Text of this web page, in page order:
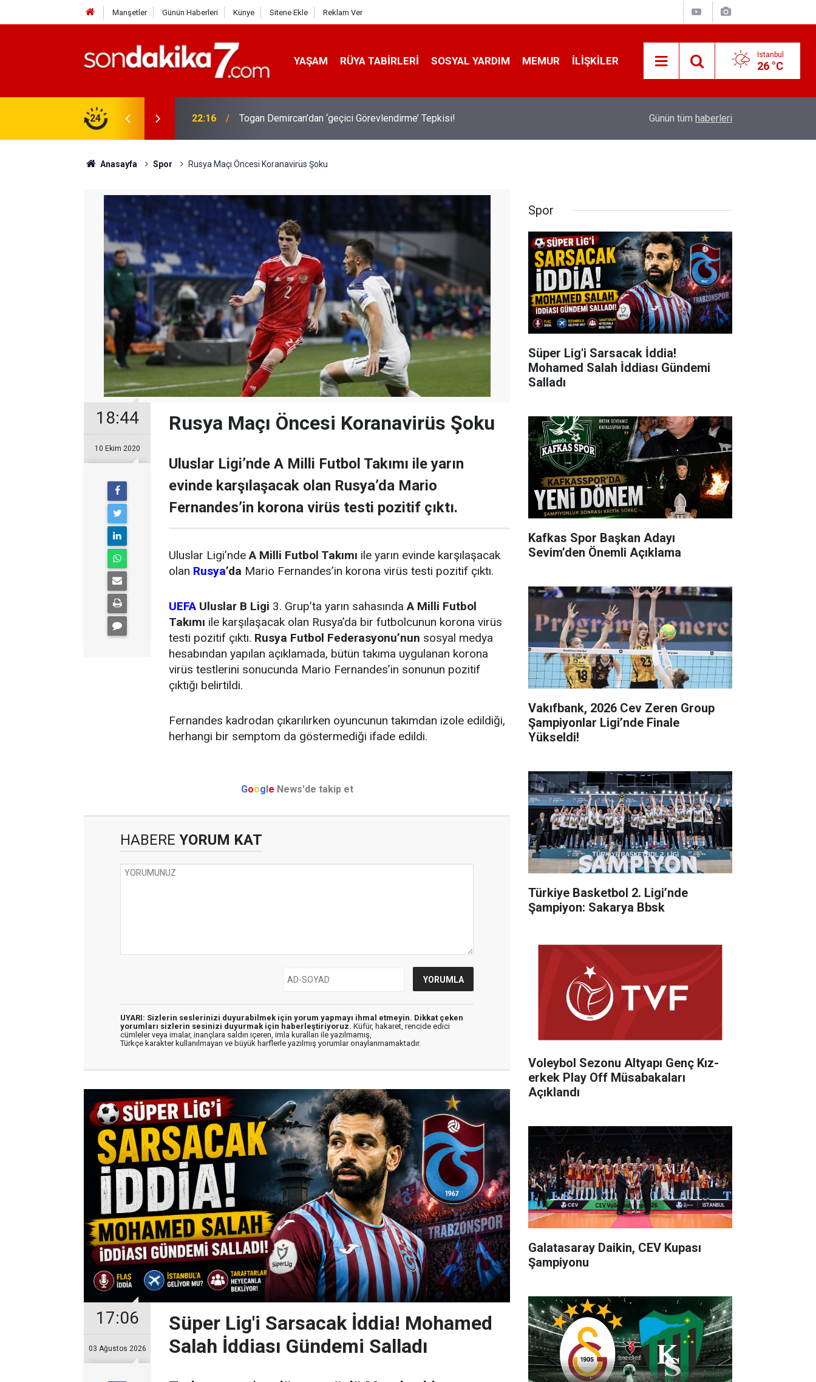
Manşetler Günün Haberleri Künye Sitene Ekle Reklam Ver
YAŞAM RÜYA TABIRLERI SOSYAL YARDIM MEMUR İLIŞKILER İstanbul
26 °C
24 22:16 Togan Demircan’dan ‘geçici Görevlendirme’ Tepkisi! Sıcak Havalarda Ödem Şikayetini Hafife
Günün tüm haberleri
Anasayfa Spor Rusya Maçı Öncesi Koranavirüs Şoku
18:44
10 Ekim 2020
Rusya Maçı Öncesi Koranavirüs Şoku
Uluslar Ligi’nde A Milli Futbol Takımı ile yarın
evinde karşılaşacak olan Rusya’da Mario
Fernandes’in korona virüs testi pozitif çıktı.
Uluslar Ligi’ndeA Milli Futbol Takımı ile yarın evinde karşılaşacak
olan Rusya’da Mario Fernandes’in korona virüs testi pozitif çıktı.
UEFA Uluslar B Ligi 3. Grup’ta yarın sahasındaA Milli Futbol
Takımı ile karşılaşacak olan Rusya’da bir futbolcunun korona virüs
testi pozitif çıktı. Rusya Futbol Federasyonu’nun sosyal medya
hesabından yapılan açıklamada, bütün takıma uygulanan korona
virüs testlerini sonucunda Mario Fernandes’in sonunun pozitif
çıktığı belirtildi.
Fernandes kadrodan çıkarılırken oyuncunun takımdan izole edildiği,
herhangi bir semptom da göstermediği ifade edildi.
Google News'de takip et
HABERE YORUM KAT
UYARI: Sizlerin seslerinizi duyurabilmek için yorum yapmayı ihmal etmeyin. Dikkat çeken
yorumları sizlerin sesinizi duyurmak için haberleştiriyoruz. Küfür, hakaret, rencide edici
cümleler veya imalar, inançlara saldırı içeren, imla kuralları ile yazılmamış,
Türkçe karakter kullanılmayan ve büyük harflerle yazılmış yorumlar onaylanmamaktadır.
17:06
03 Ağustos 2026
Süper Lig'i Sarsacak İddia! Mohamed
Salah İddiası Gündemi Salladı
Spor
Süper Lig'i Sarsacak İddia!
Mohamed Salah İddiası Gündemi
Salladı
Kafkas Spor Başkan Adayı
Sevim’den Önemli Açıklama
Vakıfbank, 2026 Cev Zeren Group
Şampiyonlar Ligi’nde Finale
Yükseldi!
Türkiye Basketbol 2. Ligi’nde
Şampiyon: Sakarya Bbsk
Voleybol Sezonu Altyapı Genç Kız-
erkek Play Off Müsabakaları
Açıklandı
Galatasaray Daikin, CEV Kupası
Şampiyonu